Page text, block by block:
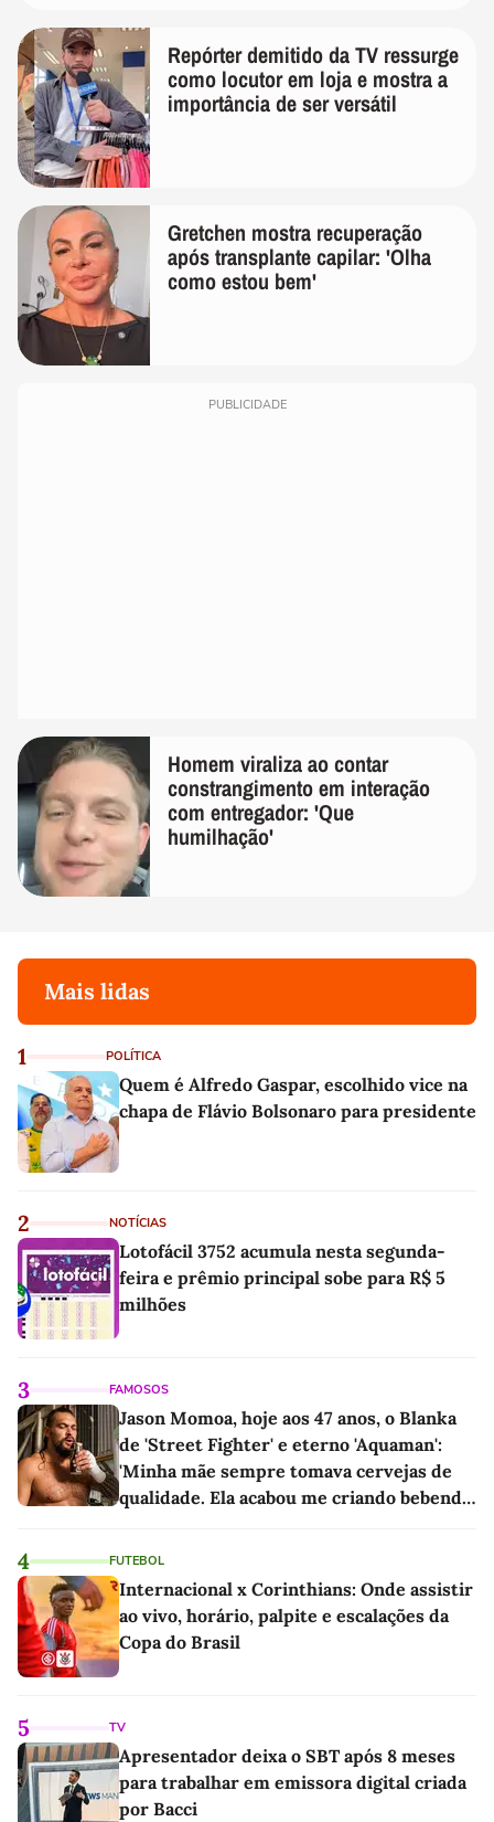
Repórter demitido da TV ressurge
como locutor em loja e mostra a
importância de ser versátil
Gretchen mostra recuperação
após transplante capilar: 'Olha
como estou bem'
PUBLICIDADE
Homem viraliza ao contar
constrangimento em interação
com entregador: 'Que
humilhação'
Mais lidas
1 POLÍTICA
Quem é Alfredo Gaspar, escolhido vice na
chapa de Flávio Bolsonaro para presidente
2 NOTÍCIAS
Lotofácil 3752 acumula nesta segunda-
feira e prêmio principal sobe para R$ 5
milhões
3 FAMOSOS
Jason Momoa, hoje aos 47 anos, o Blanka
de 'Street Fighter' e eterno 'Aquaman':
'Minha mãe sempre tomava cervejas de
qualidade. Ela acabou me criando bebendo
4 FUTEBOL
Internacional x Corinthians: Onde assistir
ao vivo, horário, palpite e escalações da
Copa do Brasil
5 TV
Apresentador deixa o SBT após 8 meses
para trabalhar em emissora digital criada
por Bacci